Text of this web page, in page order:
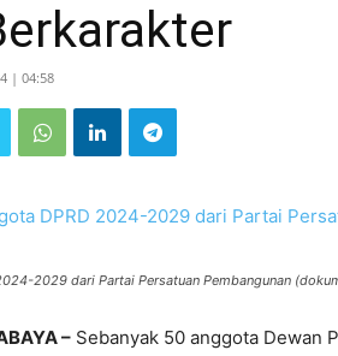
| 04:58
2029 dari Partai Persatuan Pembangunan
– Sebanyak 50 anggota Dewan